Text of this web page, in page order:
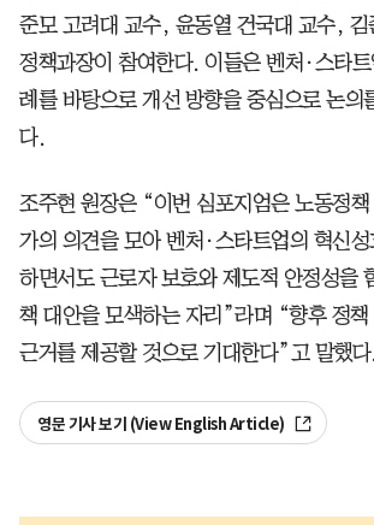
준모 고려대 교수, 윤동열 건국대 교수, 김
정책과장이 참여한다. 이들은 벤처·스타
례를 바탕으로 개선 방향을 중심으로 논의
다.
조주현 원장은 “이번 심포지엄은 노동정
가의 의견을 모아 벤처·스타트업의 혁신성
하면서도 근로자 보호와 제도적 안정성을
책 대안을 모색하는 자리”라며 “향후 정책
근거를 제공할 것으로 기대한다”고 말했다.
영문 기사 보기 (View English Article)